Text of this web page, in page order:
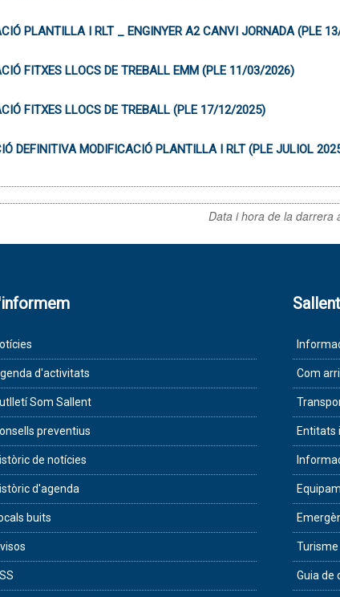
PLANTILLA I RLT _ ENGINYER A2 CANVI JORNADA (PLE
FITXES LLOCS DE TREBALL EMM (PLE 11/03/2026)
FITXES LLOCS DE TREBALL (PLE 17/12/2025)
DEFINITIVA MODIFICACIÓ PLANTILLA I RLT (PLE JULIOL
Data i hora de la darrera
d'activitats
Som Sallent
preventius
de notícies
d'agenda
buits
Sallent
Com
Entitats
Turisme
Guia de